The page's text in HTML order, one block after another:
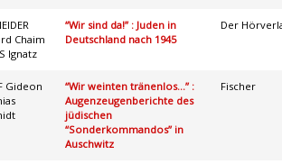
Chaim
Ignatz
“Wir sind da!” : Juden in
Deutschland nach 1945
Der
Gideon
“Wir weinten tränenlos...” :
Augenzeugenberichte des
jüdischen
“Sonderkommandos” in
Auschwitz
Fischer